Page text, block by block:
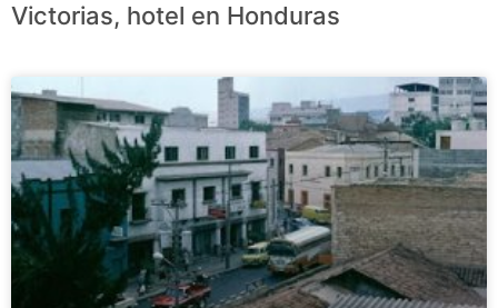
Victorias, hotel en Honduras